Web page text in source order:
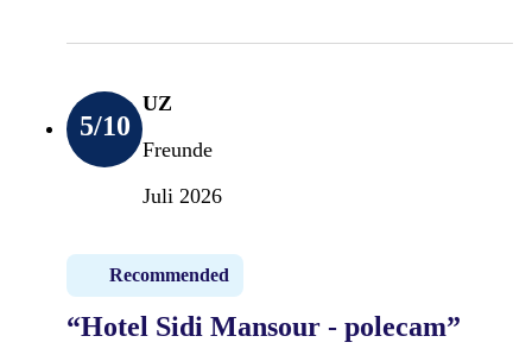
5/10
UZ
Freunde
Juli 2026
Recommended
“Hotel Sidi Mansour - polecam”